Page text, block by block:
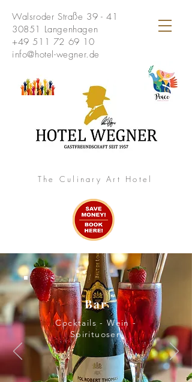
Walsroder Straße 39 - 41
30851 Langenhagen
+49 511 72 69 10
info@hotel-wegner.de
The Culinary Art Hotel
Bar
Cocktails - Wein -
Spirituosen